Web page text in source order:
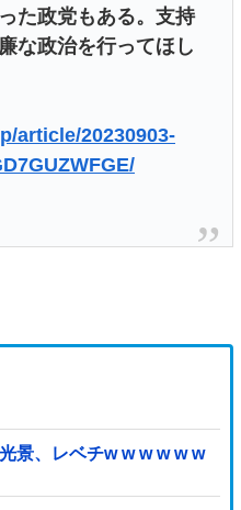
た政党もある。支持
な政治を行ってほし
article/20230903-
景、レベチw w w w w w